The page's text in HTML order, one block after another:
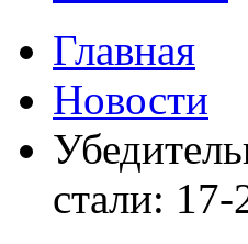
Главная
Новости
стали: 17-